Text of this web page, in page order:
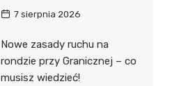
7 sierpnia 2026
Nowe zasady ruchu na
rondzie przy Granicznej – co
musisz wiedzieć!